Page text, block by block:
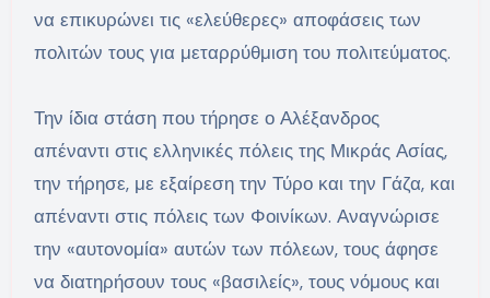
να επικυρώνει τις «ελεύθερες» αποφάσεις των
πολιτών τους για μεταρρύθμιση του πολιτεύματος.
Την ίδια στάση που τήρησε ο Αλέξανδρος
απέναντι στις ελληνικές πόλεις της Μικράς Ασίας,
την τήρησε, με εξαίρεση την Τύρο και την Γάζα, και
απέναντι στις πόλεις των Φοινίκων. Αναγνώρισε
την «αυτονομία» αυτών των πόλεων, τους άφησε
να διατηρήσουν τους «βασιλείς», τους νόμους και